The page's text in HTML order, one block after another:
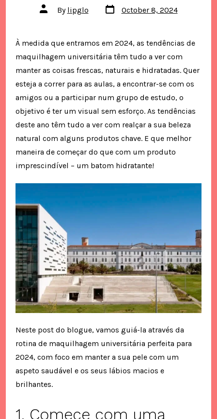
Post
author
By lipglo
Post
date
October 8, 2024
À medida que entramos em 2024, as tendências de
maquilhagem universitária têm tudo a ver com
manter as coisas frescas, naturais e hidratadas. Quer
esteja a correr para as aulas, a encontrar-se com os
amigos ou a participar num grupo de estudo, o
objetivo é ter um visual sem esforço. As tendências
deste ano têm tudo a ver com realçar a sua beleza
natural com alguns produtos chave. E que melhor
maneira de começar do que com um produto
imprescindível – um batom hidratante!
Neste post do blogue, vamos guiá-la através da
rotina de maquilhagem universitária perfeita para
2024, com foco em manter a sua pele com um
aspeto saudável e os seus lábios macios e
brilhantes.
1. Comece com uma